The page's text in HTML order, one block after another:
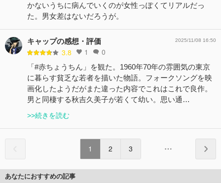
かないうちに病んでいくのが女性っぽくてリアルだっ
た。男女差はないだろうが。
キャップの感想・評価
3.8 1 0
2025/11/08 16:50
「#赤ちょうちん」を観た。1960年70年の雰囲気の東京
に暮らす貧乏な若者を描いた物語。フォークソングを映
画化したようだがまた違った内容でこれはこれで良作。
男と同棲する秋吉久美子が若くて幼い。思い通…
>>続きを読む
1 2 3
あなたにおすすめの記事